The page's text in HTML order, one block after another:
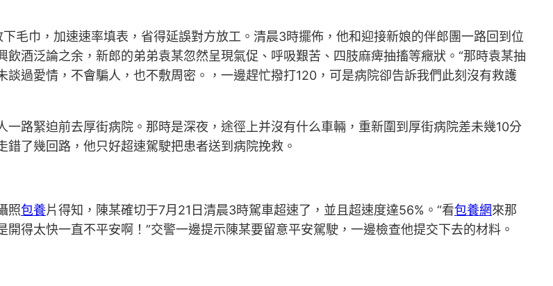
巾，加速速率填表，省得延誤對方放工。清晨3時擺佈，他和迎接新娘的伴郎團一路回到位
酒泛論之余，新郎的弟弟袁某忽然呈現氣促、呼吸艱苦、四肢麻痺抽搐等癥狀。“那時袁某抽
談過愛情，不會騙人，也不敷周密。，一邊趕忙撥打120，可是病院卻告訴我們此刻沒有救護
一路緊迫前去厚街病院。那時是深夜，途徑上并沒有什么車輛，重新圍到厚街病院差未幾10分
錯了幾回路，他只好超速駕駛把患者送到病院挽救。
照包養片得知，陳某確切于7月21日清晨3時駕車超速了，並且超速度達56%。“看包養網來那
開得太快一直不平安啊！”交警一邊提示陳某要留意平安駕駛，一邊檢查他提交下去的材料。